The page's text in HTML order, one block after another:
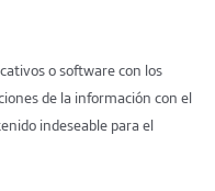
o software con los
de la información con el
indeseable para el